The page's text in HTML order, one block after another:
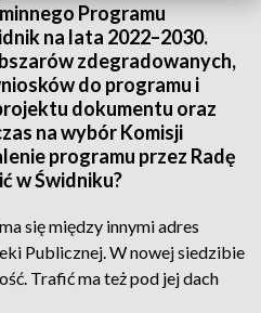
Programu
na lata 2022–2030.
zdegradowanych,
do programu i
dokumentu oraz
na wybór Komisji
programu przez Radę
w Świdniku?
się między innymi adres
Publicznej. W nowej siedzibie
Trafić ma też pod jej dach